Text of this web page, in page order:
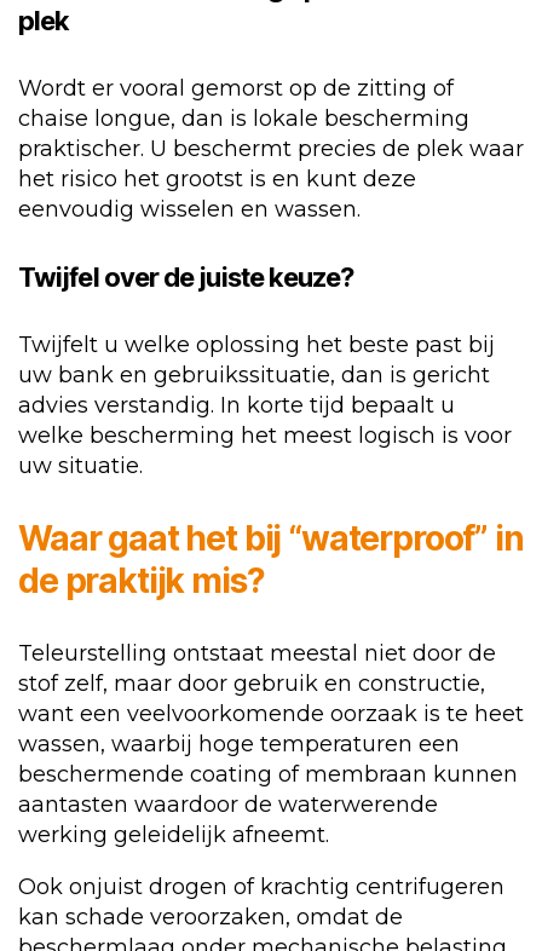
plek
Wordt er vooral gemorst op de zitting of
chaise longue, dan is lokale bescherming
praktischer. U beschermt precies de plek waar
het risico het grootst is en kunt deze
eenvoudig wisselen en wassen.
Twijfel over de juiste keuze?
Twijfelt u welke oplossing het beste past bij
uw bank en gebruikssituatie, dan is gericht
advies verstandig. In korte tijd bepaalt u
welke bescherming het meest logisch is voor
uw situatie.
Waar gaat het bij “waterproof” in
de praktijk mis?
Teleurstelling ontstaat meestal niet door de
stof zelf, maar door gebruik en constructie,
want een veelvoorkomende oorzaak is te heet
wassen, waarbij hoge temperaturen een
beschermende coating of membraan kunnen
aantasten waardoor de waterwerende
werking geleidelijk afneemt.
Ook onjuist drogen of krachtig centrifugeren
kan schade veroorzaken, omdat de